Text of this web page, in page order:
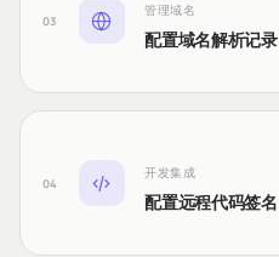
03
管理域名
配置域名解析记录
04
开发集成
配置远程代码签名